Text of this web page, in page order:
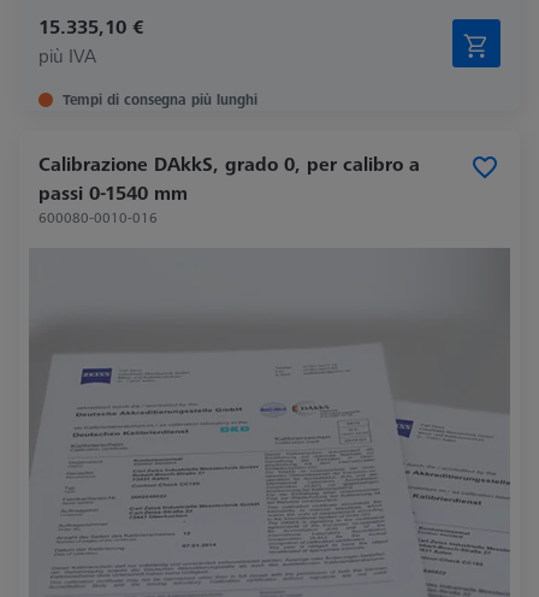
15.335,10 €
più IVA
Tempi di consegna più lunghi
Calibrazione DAkkS, grado 0, per calibro a
passi 0-1540 mm
600080-0010-016